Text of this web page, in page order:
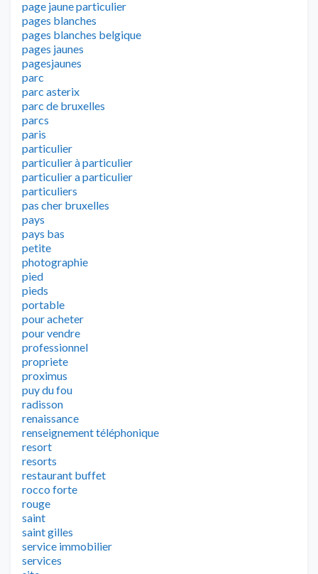
page jaune particulier
pages blanches
pages blanches belgique
pages jaunes
pagesjaunes
parc
parc asterix
parc de bruxelles
parcs
paris
particulier
particulier à particulier
particulier a particulier
particuliers
pas cher bruxelles
pays
pays bas
petite
photographie
pied
pieds
portable
pour acheter
pour vendre
professionnel
propriete
proximus
puy du fou
radisson
renaissance
renseignement téléphonique
resort
resorts
restaurant buffet
rocco forte
rouge
saint
saint gilles
service immobilier
services